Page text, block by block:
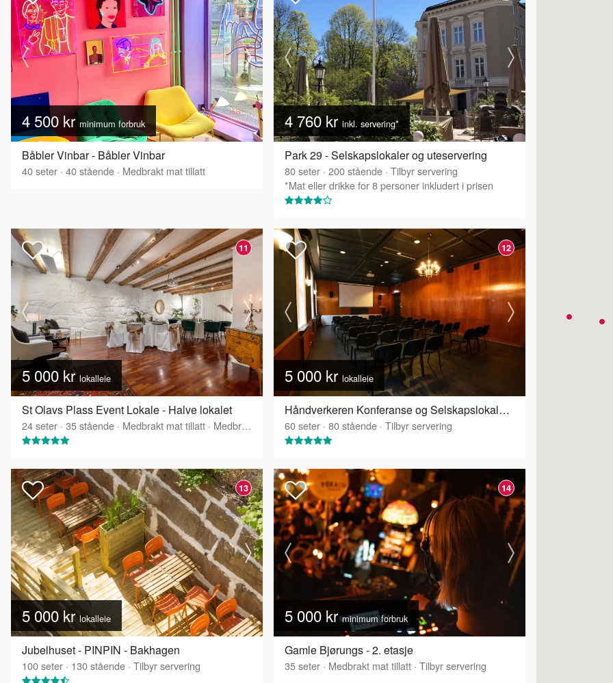
4 500 krminimum forbruk
Båbler Vinbar - Båbler Vinbar
40seter · 40stående · Medbrakt mat tillatt
4 760 kr inkl. servering*
Park 29 - Selskapslokaler og uteservering
80seter · 200stående · Tilbyr servering
*Mat eller drikke for 8 personer inkludert i prisen
11
5 000 kr lokalleie
St Olavs Plass Event Lokale - Halve lokalet
24seter · 35stående · Medbrakt mat tillatt · Medbrakt drikke tillatt
12
5 000 kr lokalleie
Håndverkeren Konferanse og Selskapslokaler - Industrisalen
60seter · 80stående · Tilbyr servering
13
5 000 krlokalleie
Jubelhuset - PINPIN - Bakhagen
100seter · 130stående · Tilbyr servering
14
5 000 krminimum forbruk
Gamle Bjørungs - 2. etasje
35seter · Medbrakt mat tillatt · Tilbyr servering